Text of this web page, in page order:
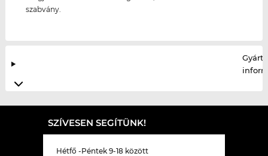
szabvány.
SZÍVESEN SEGÍTÜNK!
Hétfő -Péntek 9-18 között